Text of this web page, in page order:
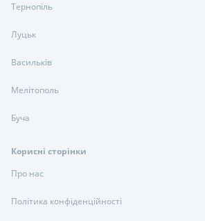
Тернопіль
Луцьк
Васильків
Мелітополь
Буча
Корисні сторінки
Про нас
Політика конфіденційності